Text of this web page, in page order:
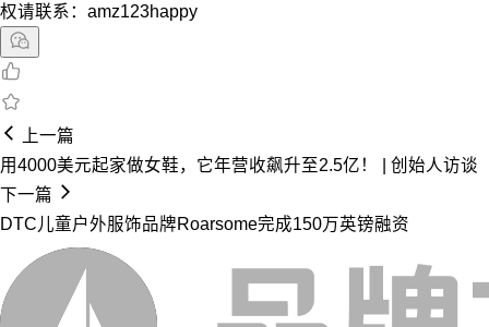
权请联系：amz123happy
上一篇
用4000美元起家做女鞋，它年营收飙升至2.5亿！ | 创始人访谈
下一篇
DTC儿童户外服饰品牌Roarsome完成150万英镑融资